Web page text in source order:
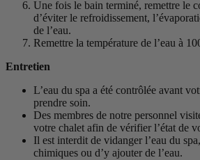
Une fois le bain terminé, remettre le
d’éviter le refroidissement,
de l’eau.
Remettre la température de l’eau à
Entretien
L’eau du spa a été contrôlée avant
prendre soin.
Des membres de notre personnel
votre chalet afin de vérifier l’état de
Il est interdit de vidanger l’eau du
chimiques ou d’y ajouter de l’eau.